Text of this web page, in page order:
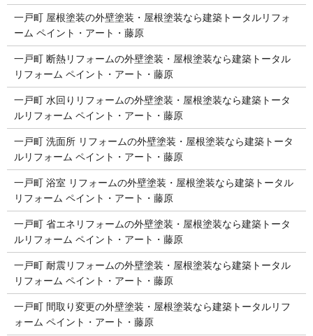
一戸町 屋根塗装の外壁塗装・屋根塗装なら建築トータルリフォ
ーム ペイント・アート・藤原
一戸町 断熱リフォームの外壁塗装・屋根塗装なら建築トータル
リフォーム ペイント・アート・藤原
一戸町 水回りリフォームの外壁塗装・屋根塗装なら建築トータ
ルリフォーム ペイント・アート・藤原
一戸町 洗面所 リフォームの外壁塗装・屋根塗装なら建築トータ
ルリフォーム ペイント・アート・藤原
一戸町 浴室 リフォームの外壁塗装・屋根塗装なら建築トータル
リフォーム ペイント・アート・藤原
一戸町 省エネリフォームの外壁塗装・屋根塗装なら建築トータ
ルリフォーム ペイント・アート・藤原
一戸町 耐震リフォームの外壁塗装・屋根塗装なら建築トータル
リフォーム ペイント・アート・藤原
一戸町 間取り変更の外壁塗装・屋根塗装なら建築トータルリフ
ォーム ペイント・アート・藤原